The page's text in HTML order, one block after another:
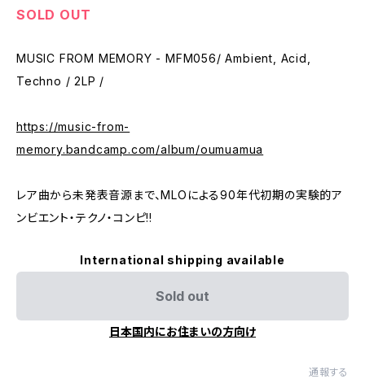
SOLD OUT
MUSIC FROM MEMORY - MFM056/ Ambient, Acid,
Techno / 2LP /
https://music-from-
memory.bandcamp.com/album/oumuamua
レア曲から未発表音源まで、MLOによる90年代初期の実験的ア
ンビエント・テクノ・コンピ!!
International shipping available
Sold out
日本国内にお住まいの方向け
通報する